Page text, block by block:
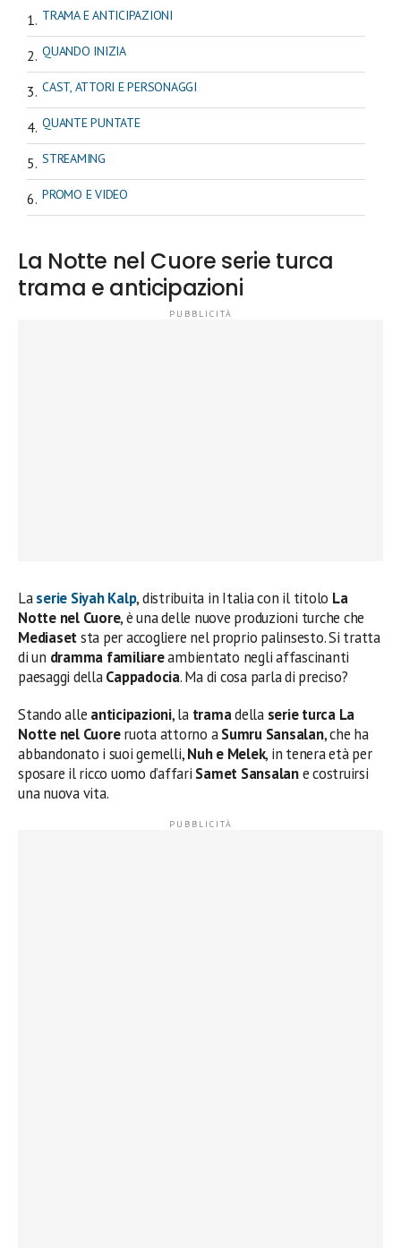
TRAMA E ANTICIPAZIONI
QUANDO INIZIA
CAST, ATTORI E PERSONAGGI
QUANTE PUNTATE
STREAMING
PROMO E VIDEO
La Notte nel Cuore serie turca
trama e anticipazioni
Laserie Siyah Kalp, distribuita in Italia con il titolo La
Notte nel Cuore, è una delle nuove produzioni turche che
Mediasetsta per accogliere nel proprio palinsesto. Si tratta
di un dramma familiareambientato negli affascinanti
paesaggi dellaCappadocia. Ma di cosa parla di preciso?
Stando alle anticipazioni, la tramadella serie turca La
Notte nel Cuoreruota attorno aSumru Sansalan, che ha
abbandonato i suoi gemelli,Nuh e Melek, in tenera età per
sposare il ricco uomo d’affari Samet Sansalane costruirsi
una nuova vita.